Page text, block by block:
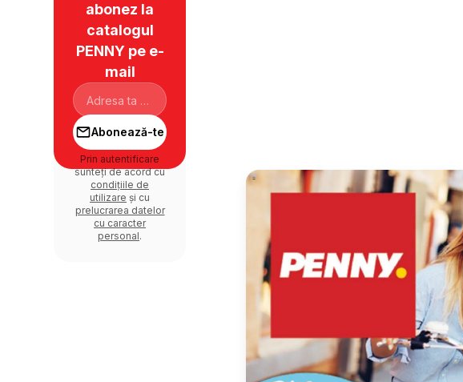
abonez la
catalogul
PENNY pe e-
mail
Abonează-te
Prin autentificare
sunteți de acord cu
condițiile de
utilizare și cu
prelucrarea datelor
cu caracter
personal.